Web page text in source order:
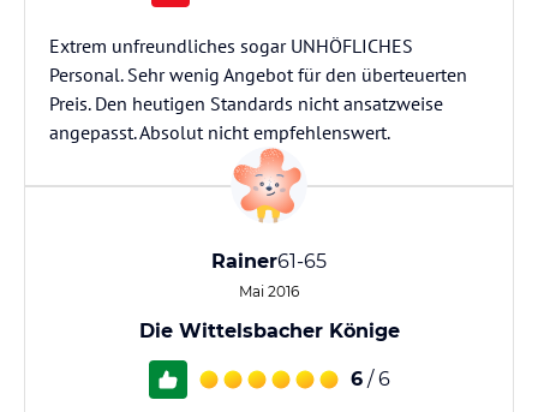
Extrem unfreundliches sogar UNHÖFLICHES
Personal. Sehr wenig Angebot für den überteuerten
Preis. Den heutigen Standards nicht ansatzweise
angepasst. Absolut nicht empfehlenswert.
Rainer61-65
Mai 2016
Die Wittelsbacher Könige
6 / 6